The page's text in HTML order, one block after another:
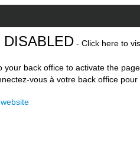
DISABLED - Click here to
your back office to activate the
vous à votre back office